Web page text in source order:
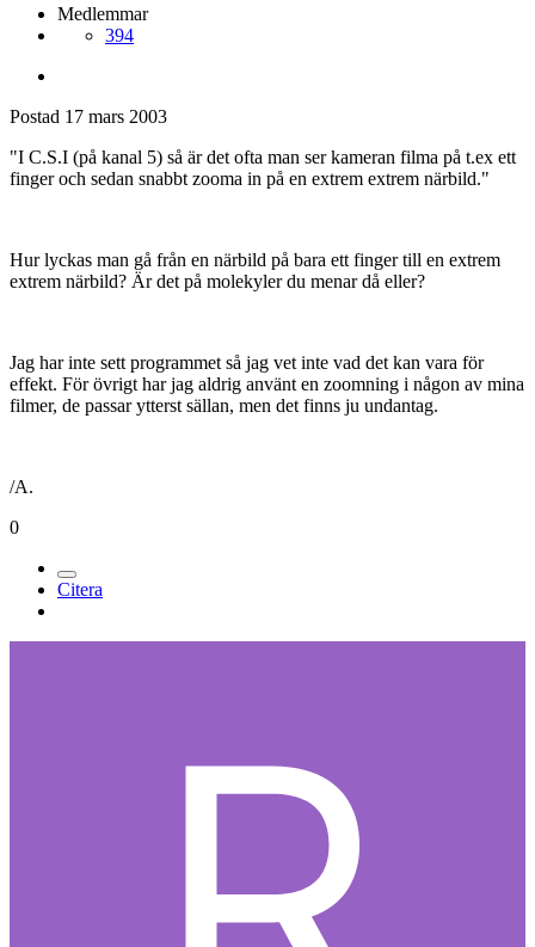
Medlemmar
394
Postad 17 mars 2003
"I C.S.I (på kanal 5) så är det ofta man ser kameran filma på t.ex ett
finger och sedan snabbt zooma in på en extrem extrem närbild."
Hur lyckas man gå från en närbild på bara ett finger till en extrem
extrem närbild? Är det på molekyler du menar då eller?
Jag har inte sett programmet så jag vet inte vad det kan vara för
effekt. För övrigt har jag aldrig använt en zoomning i någon av mina
filmer, de passar ytterst sällan, men det finns ju undantag.
/A.
0
Citera